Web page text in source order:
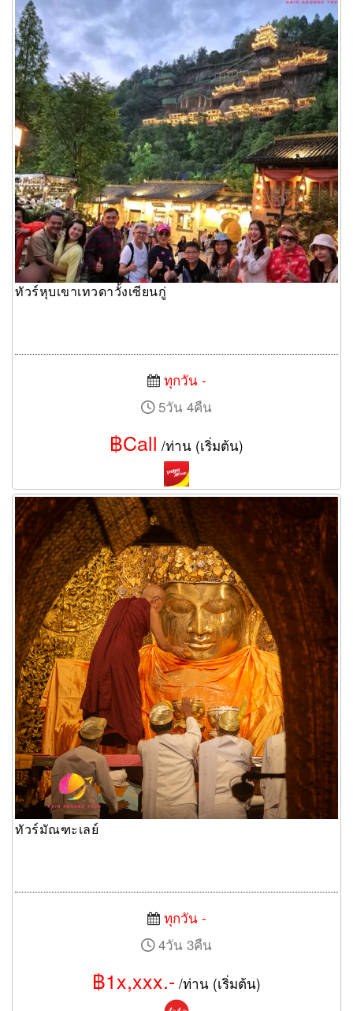
ทัวร์หุบเขาเทวดาวั้งเซียนกู่
ทุกวัน -
5วัน 4คืน
฿Call /ท่าน (เริ่มต้น)
ทัวร์มัณฑะเลย์
ทัวร์มัณฑะเลย์
ทุกวัน -
4วัน 3คืน
฿1x,xxx.- /ท่าน (เริ่มต้น)